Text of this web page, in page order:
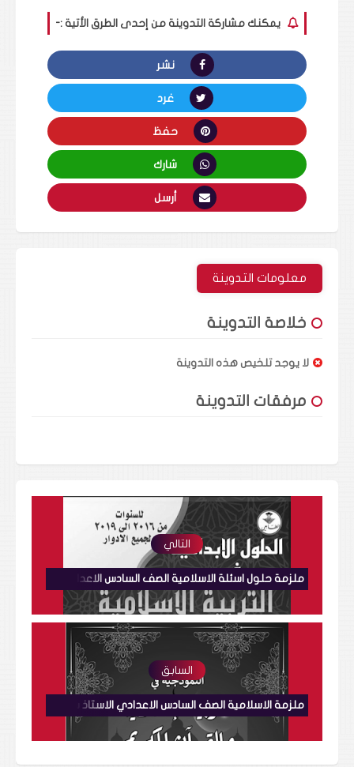
يمكنك مشاركة التدوينة من إحدى الطرق الأتية :-
نشر
غرد
حفظ
شارك
أرسل
معلومات التدوينة
خلاصة التدوينة
لا يوجد تلخيص هذه التدوينة
مرفقات التدوينة
التالي
السابق